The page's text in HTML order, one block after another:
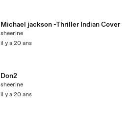
Michael jackson -Thriller Indian Cover
sheerine
il y a 20 ans
Don2
sheerine
il y a 20 ans